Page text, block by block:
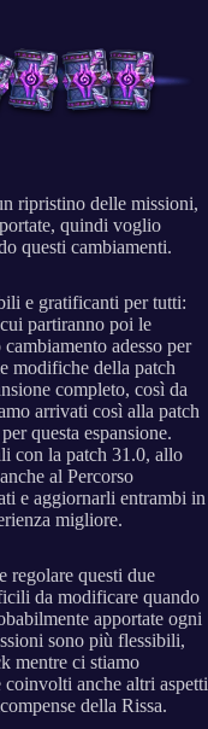
ripristino delle missioni,
quindi voglio
questi cambiamenti.
e gratificanti per tutti:
partiranno poi le
adesso per
modifiche della patch
completo, così da
arrivati così alla patch
questa espansione.
con la patch 31.0, allo
al Percorso
e aggiornarli entrambi in
migliore.
regolare questi due
da modificare quando
apportate ogni
sono più flessibili,
mentre ci stiamo
coinvolti anche altri aspetti
della Rissa.